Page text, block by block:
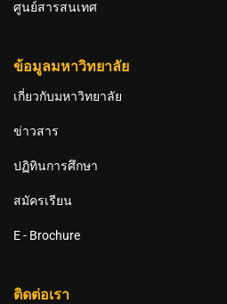
ศูนย์สารสนเทศ
ข้อมูลมหาวิทยาลัย
เกี่ยวกับมหาวิทยาลัย
ข่าวสาร
ปฏิทินการศึกษา
สมัครเรียน
E - Brochure
ติดต่อเรา